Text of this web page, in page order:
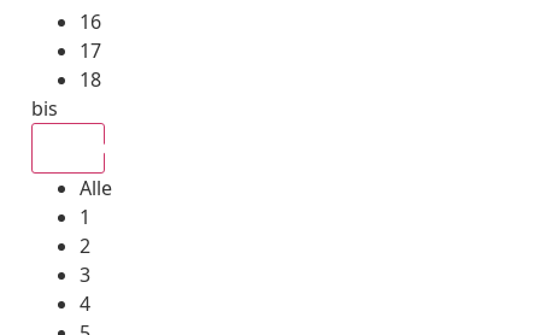
16
17
18
bis
Alle
1
2
3
4